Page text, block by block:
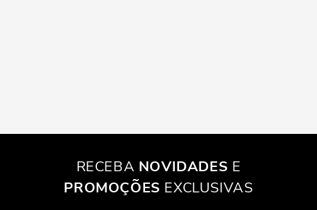
RECEBA NOVIDADES E
PROMOÇÕES EXCLUSIVAS